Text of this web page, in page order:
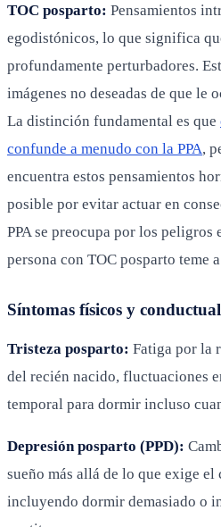
TOC posparto: Pensamientos
egodistónicos, lo que significa
profundamente perturbadores.
imágenes no deseadas de que le
La distinción fundamental es que
confunde a menudo con la PPA,
encuentra estos pensamientos
posible por evitar actuar en
PPA se preocupa por los peligros
persona con TOC posparto teme
Síntomas físicos y
Tristeza posparto: Fatiga por la
del recién nacido, fluctuaciones
temporal para dormir incluso
Depresión posparto (PPD):
sueño más allá de lo que exige
incluyendo dormir demasiado o